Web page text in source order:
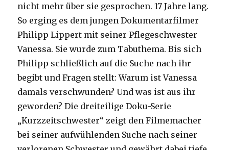
nicht mehr über sie gesprochen. 17 Jahre lang.
So erging es dem jungen Dokumentarfilmer
Philipp Lippert mit seiner Pflegeschwester
Vanessa. Sie wurde zum Tabuthema. Bis sich
Philipp schließlich auf die Suche nach ihr
begibt und Fragen stellt: Warum ist Vanessa
damals verschwunden? Und was ist aus ihr
geworden? Die dreiteilige Doku-Serie
„Kurzzeitschwester“ zeigt den Filmemacher
bei seiner aufwühlenden Suche nach seiner